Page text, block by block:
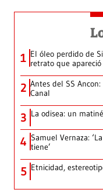
1 El óleo perdido de
retrato que
2 Antes del SS
Canal
3 La odisea: un
4 Samuel Vernaza:
tiene’
5 Etnicidad,